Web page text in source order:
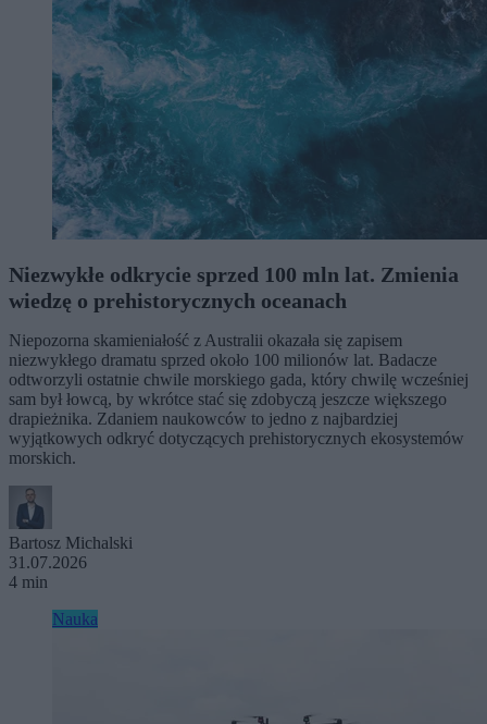
Niezwykłe odkrycie sprzed 100 mln lat. Zmienia
wiedzę o prehistorycznych oceanach
Niepozorna skamieniałość z Australii okazała się zapisem
niezwykłego dramatu sprzed około 100 milionów lat. Badacze
odtworzyli ostatnie chwile morskiego gada, który chwilę wcześniej
sam był łowcą, by wkrótce stać się zdobyczą jeszcze większego
drapieżnika. Zdaniem naukowców to jedno z najbardziej
wyjątkowych odkryć dotyczących prehistorycznych ekosystemów
morskich.
Bartosz Michalski
31.07.2026
4 min
Nauka